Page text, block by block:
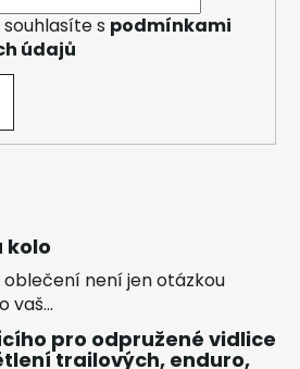
s podmínkami
údajů
kolo
není jen otázkou
vaš...
pro odpružené vidlice
trailových, enduro,